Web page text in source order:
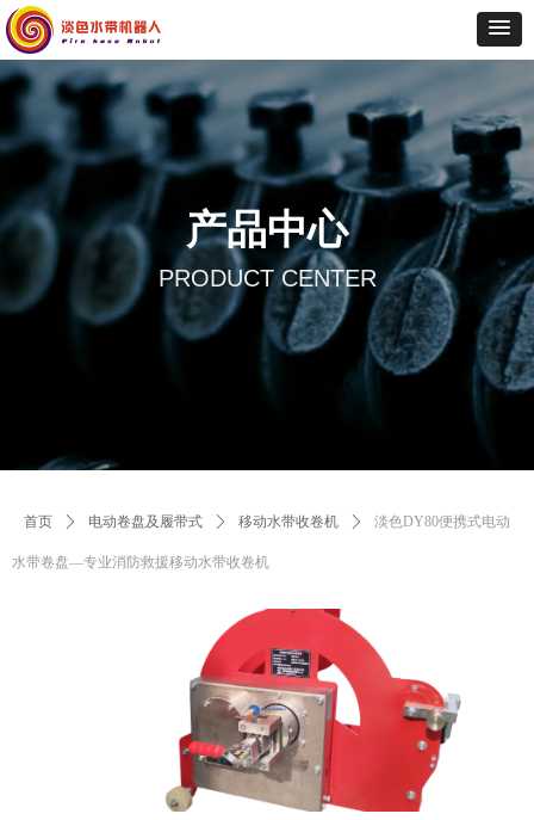
首页 ꄲ 电动卷盘及履带式 ꄲ 移动水带收卷机 ꄲ 淡色DY80便携式电动
水带卷盘—专业消防救援移动水带收卷机
产品中心
PRODUCT CENTER